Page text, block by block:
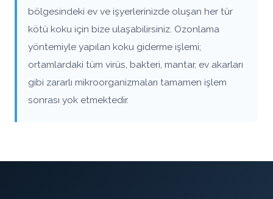
bölgesindeki ev ve işyerlerinizde oluşan her tür
kötü koku için bize ulaşabilirsiniz. Ozonlama
yöntemiyle yapılan koku giderme işlemi;
ortamlardaki tüm virüs, bakteri, mantar, ev akarları
gibi zararlı mikroorganizmaları tamamen işlem
sonrası yok etmektedir.